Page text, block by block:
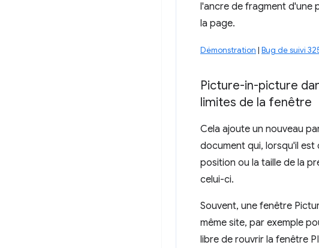
l'ancre de fragment d'une
la page.
Démonstration | Bug de suivi
Picture-in-picture
limites de la fenêtre
Cela ajoute un nouveau
document qui, lorsqu'il est
position ou la taille de la
celui-ci.
Souvent, une fenêtre
même site, par exemple
libre de rouvrir la fenêtre